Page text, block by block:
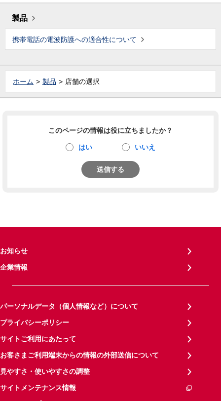
製品
携帯電話の電波防護への適合性について
ホーム 製品 店舗の選択
このページの情報は役に立ちましたか？
はい いいえ
送信する
お知らせ
企業情報
パーソナルデータ（個人情報など）について
プライバシーポリシー
サイトご利用にあたって
お客さまご利用端末からの情報の外部送信について
見やすさ・使いやすさの調整
サイトメンテナンス情報